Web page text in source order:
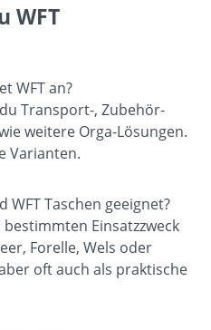
WFT
WFT an?
Transport-, Zubehör-
weitere Orga-Lösungen.
Varianten.
WFT Taschen geeignet?
Einsatzzweck
Forelle, Wels oder
oft auch als praktische